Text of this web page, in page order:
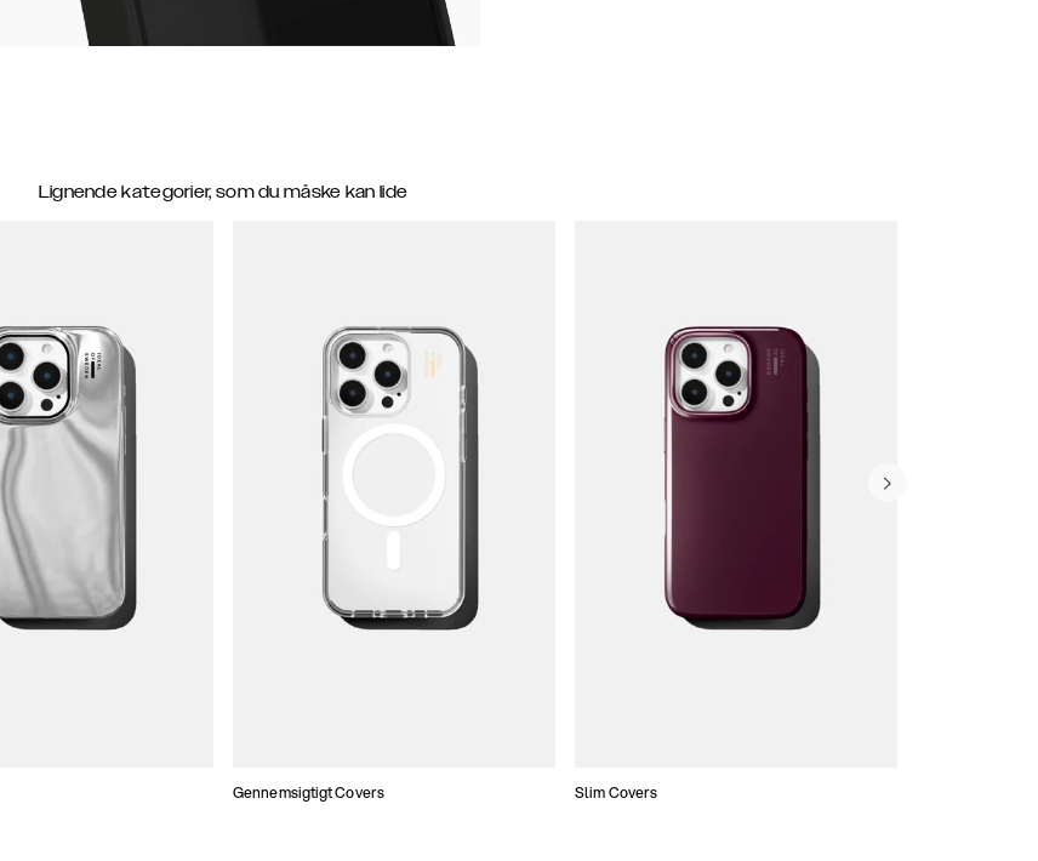
Lignende kategorier, som du måske kan lide
Gennemsigtigt Covers Slim Covers